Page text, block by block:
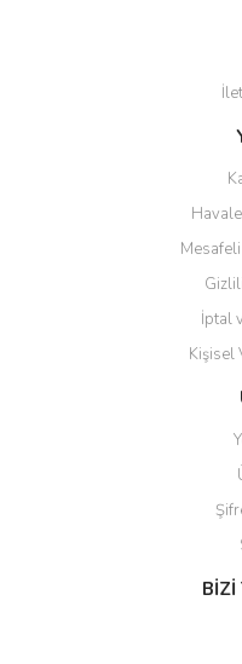
İptal
Kişisel
BİZİ